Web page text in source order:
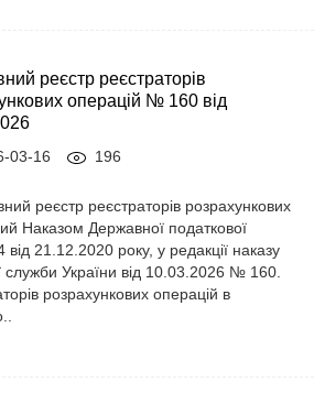
реєстр реєстраторів
операцій № 160 від
03-16 196
реєстр реєстраторів розрахункових
Наказом Державної податкової
21.12.2020 року, у редакції наказу
служби України від 10.03.2026 № 160.
розрахункових операцій в